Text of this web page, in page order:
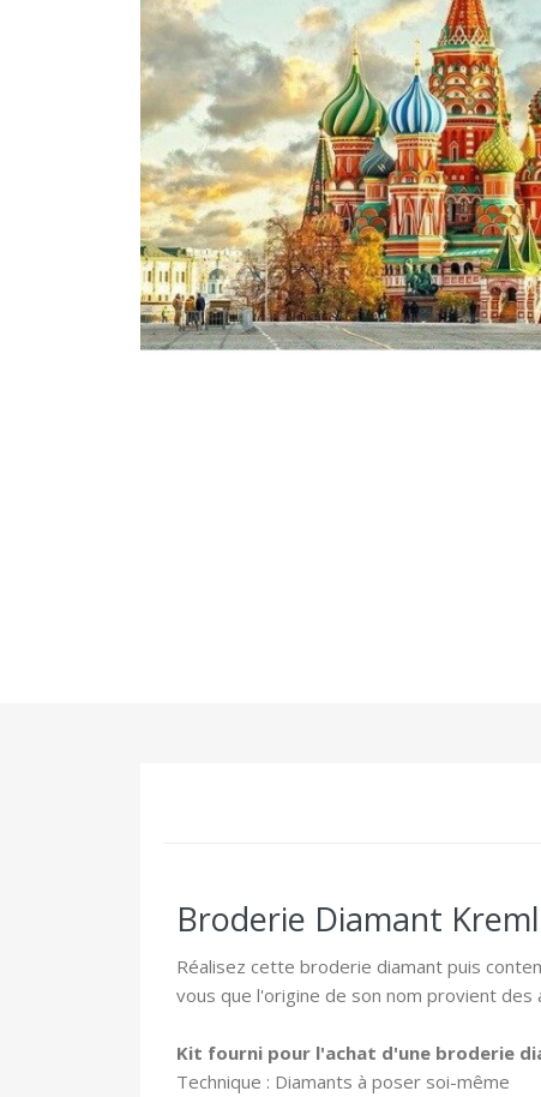
Broderie Diamant
Réalisez cette broderie diamant puis
vous que l'origine de son nom provient
Kit fourni pour l'achat d'une broderie
Technique : Diamants à poser soi-même